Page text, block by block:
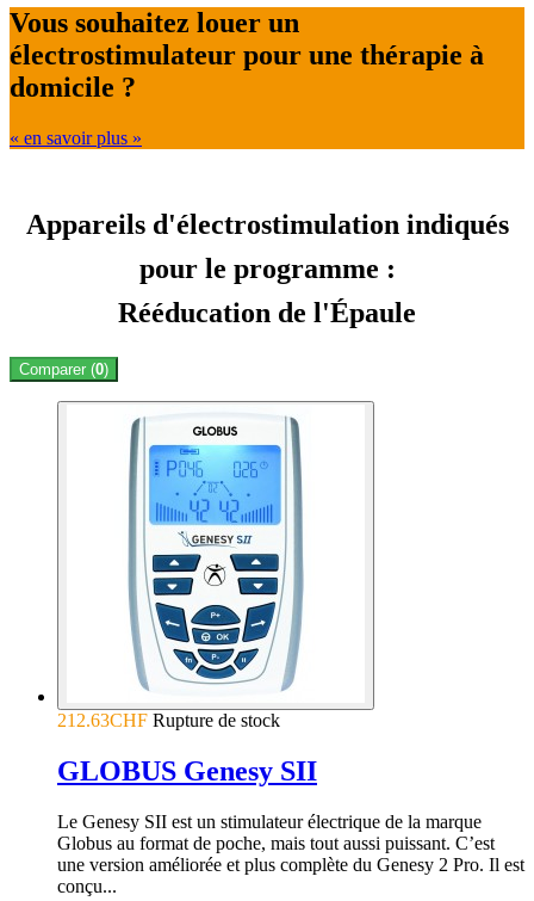
Vous souhaitez louer un
électrostimulateur pour une thérapie à
domicile ?
« en savoir plus »
Appareils d'électrostimulation indiqués
pour le programme :
Rééducation de l'Épaule
Comparer (0)
212.63CHF Rupture de stock
GLOBUS Genesy SII
Le Genesy SII est un stimulateur électrique de la marque
Globus au format de poche, mais tout aussi puissant. C’est
une version améliorée et plus complète du Genesy 2 Pro. Il est
conçu...